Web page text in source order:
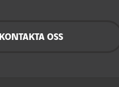
KONTAKTA OSS